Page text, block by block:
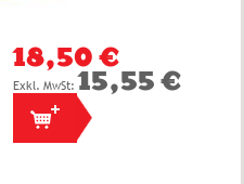
18,50 €
15,55 €